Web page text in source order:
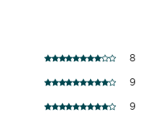
8
9
9